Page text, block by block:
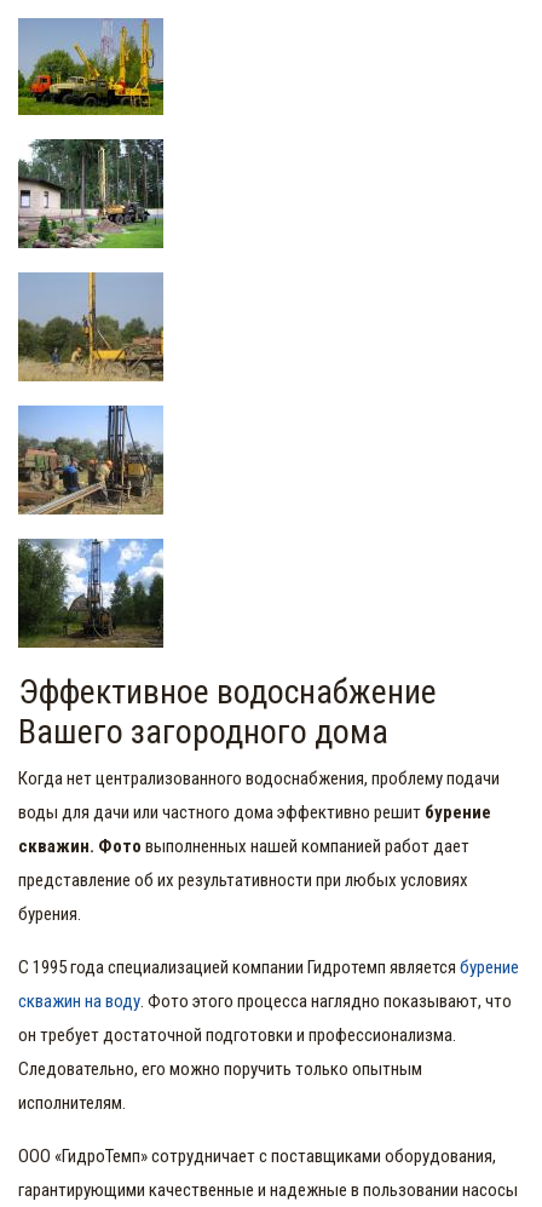
Эффективное водоснабжение
Вашего загородного дома
Когда нет централизованного водоснабжения, проблему подачи
воды для дачи или частного дома эффективно решит бурение
скважин. Фото выполненных нашей компанией работ дает
представление об их результативности при любых условиях
бурения.
С 1995 года специализацией компании Гидротемп является бурение
скважин на воду. Фото этого процесса наглядно показывают, что
он требует достаточной подготовки и профессионализма.
Следовательно, его можно поручить только опытным
исполнителям.
ООО «ГидроТемп» сотрудничает с поставщиками оборудования,
гарантирующими качественные и надежные в пользовании насосы